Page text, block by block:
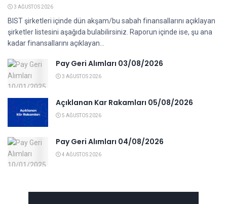
3 AĞUSTOS 2026
BIST şirketleri içinde dün akşam/bu sabah finansallarını açıklayan
şirketler listesini aşağıda bulabilirsiniz. Raporun içinde ise, şu ana
kadar finansallarını açıklayan...
Pay Geri Alımları 03/08/2026
3 AĞUSTOS 2026
Açıklanan Kar Rakamları 05/08/2026
5 AĞUSTOS 2026
Pay Geri Alımları 04/08/2026
4 AĞUSTOS 2026